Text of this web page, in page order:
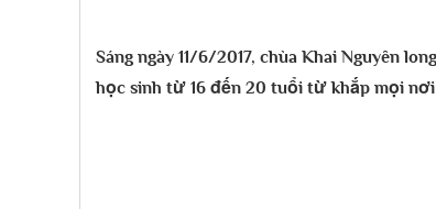
Sáng ngày 11/6/2017, chùa Khai Nguyên
học sinh từ 16 đến 20 tuổi từ khắp mọi